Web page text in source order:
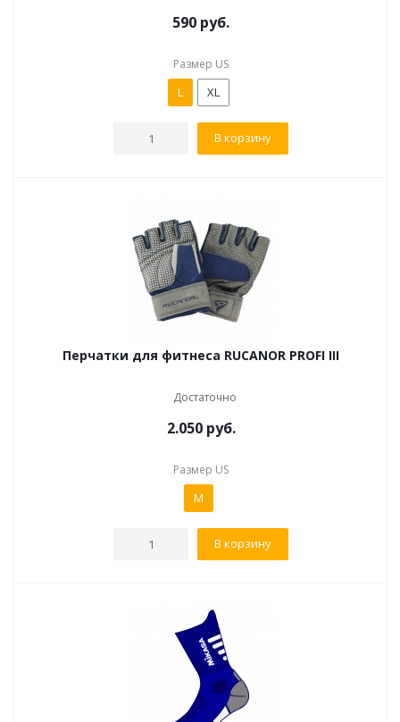
590 руб.
Размер US
L XL
В корзину
Перчатки для фитнеса RUCANOR PROFI III
Достаточно
2.050руб.
Размер US
M
В корзину